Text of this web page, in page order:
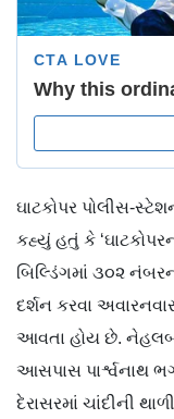
ઘાટકોપર પોલીસ-
કહ્યું હતું કે
બિલ્ડિંગમાં ૩૦૨
દર્શન કરવા
આવતા હોય છે.
આસપાસ પાર્શ્વનાથ
દેરાસરમાં ચાંદીની